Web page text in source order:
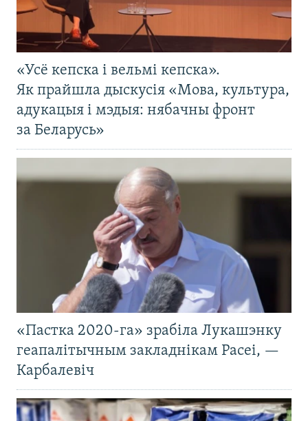
«Усё кепска і вельмі кепска».
Як прайшла дыскусія «Мова, культура,
адукацыя і мэдыя: нябачны фронт
за Беларусь»
«Пастка 2020-га» зрабіла Лукашэнку
геапалітычным закладнікам Расеі, —
Карбалевіч